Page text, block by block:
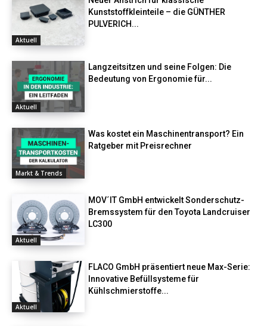
Aktuell
Kunststoffkleinteile – die GÜNTHER
PULVERICH...
Aktuell
Langzeitsitzen und seine Folgen: Die
Bedeutung von Ergonomie für...
Markt & Trends
Was kostet ein Maschinentransport? Ein
Ratgeber mit Preisrechner
Aktuell
MOV´IT GmbH entwickelt Sonderschutz-
Bremssystem für den Toyota Landcruiser
LC300
Aktuell
FLACO GmbH präsentiert neue Max-Serie:
Innovative Befüllsysteme für
Kühlschmierstoffe...